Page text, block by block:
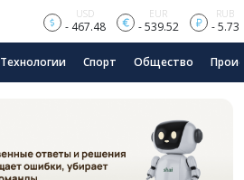
USD
- 467.48
EUR
- 539.52
RUB
- 5.73
Технологии Спорт Общество